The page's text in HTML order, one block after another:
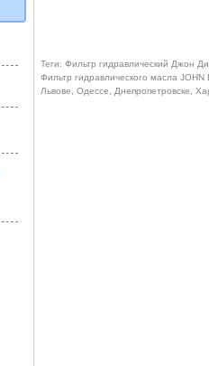
Теги: Фильтр гидравлический Джон
Фильтр гидравлического масла
Львове, Одессе, Днепропетровске,